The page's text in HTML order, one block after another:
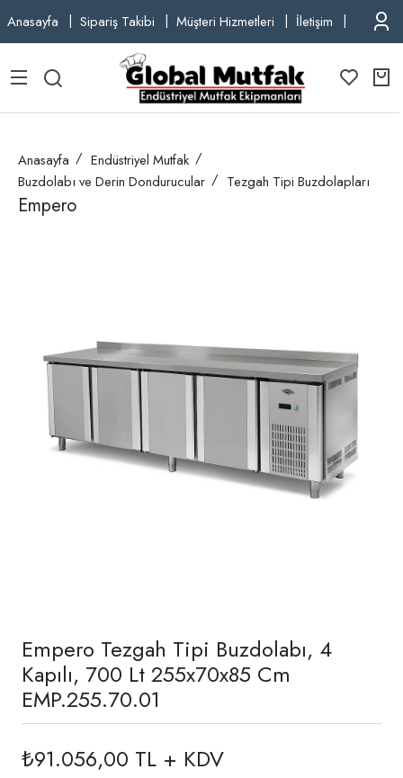
Anasayfa Sipariş Takibi Müşteri Hizmetleri İletişim TEL:
Anasayfa
Endüstriyel Mutfak
Buzdolabı ve Derin Dondurucular
Tezgah Tipi Buzdolapları
Empero
Empero Tezgah Tipi Buzdolabı, 4
Kapılı, 700 Lt 255x70x85 Cm
EMP.255.70.01
₺91.056,00 TL + KDV